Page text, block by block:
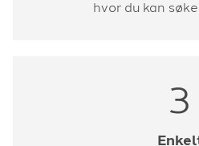
hvor du kan
3